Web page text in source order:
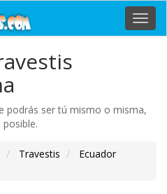
podrás ser tú mismo o misma,
Travestis
Ecuador